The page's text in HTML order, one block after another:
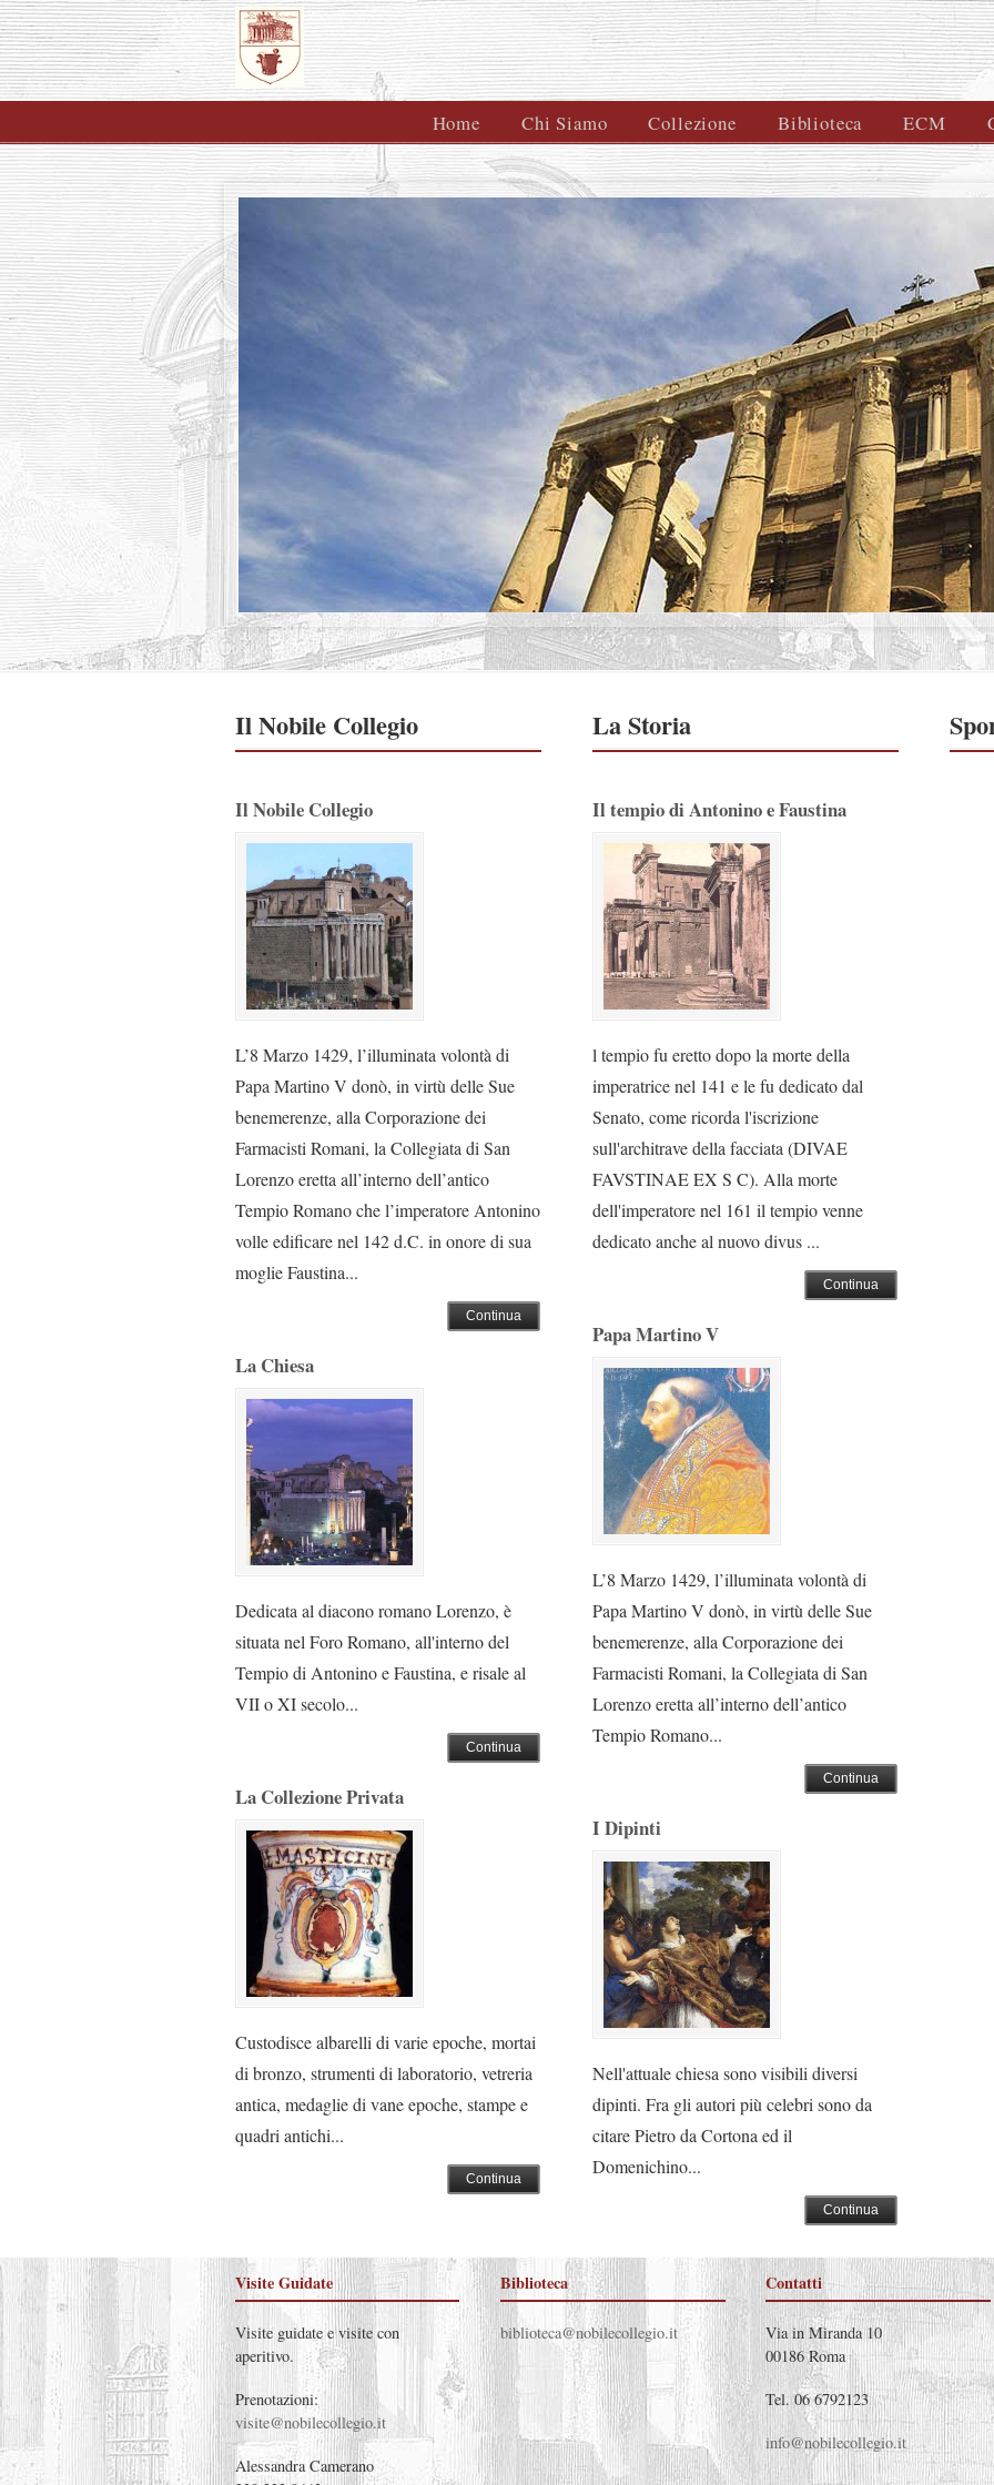
Home Chi Siamo Collezione Biblioteca ECM
Navigazione
Il Nobile Collegio
Il Nobile Collegio
L’8 Marzo 1429, l’illuminata volontà di
Papa Martino V donò, in virtù delle Sue
benemerenze, alla Corporazione dei
Farmacisti Romani, la Collegiata di San
Lorenzo eretta all’interno dell’antico
Tempio Romano che l’imperatore Antonino
volle edificare nel 142 d.C. in onore di sua
moglie Faustina...
Continua
La Chiesa
Dedicata al diacono romano Lorenzo, è
situata nel Foro Romano, all'interno del
Tempio di Antonino e Faustina, e risale al
VII o XI secolo...
Continua
La Collezione Privata
Custodisce albarelli di varie epoche, mortai
di bronzo, strumenti di laboratorio, vetreria
antica, medaglie di vane epoche, stampe e
quadri antichi...
Continua
La Storia
Il tempio di Antonino e Faustina
l tempio fu eretto dopo la morte della
imperatrice nel 141 e le fu dedicato dal
Senato, come ricorda l'iscrizione
sull'architrave della facciata (DIVAE
FAVSTINAE EX S C). Alla morte
dell'imperatore nel 161 il tempio venne
dedicato anche al nuovo divus ...
Continua
Papa Martino V
L’8 Marzo 1429, l’illuminata volontà di
Papa Martino V donò, in virtù delle Sue
benemerenze, alla Corporazione dei
Farmacisti Romani, la Collegiata di San
Lorenzo eretta all’interno dell’antico
Tempio Romano...
Continua
I Dipinti
Nell'attuale chiesa sono visibili diversi
dipinti. Fra gli autori più celebri sono da
citare Pietro da Cortona ed il
Domenichino...
Continua
Visite Guidate
Visite guidate e visite con
aperitivo.
Prenotazioni:
visite@nobilecollegio.it
Alessandra Camerano
Biblioteca
biblioteca@nobilecollegio.it
Contatti
Via in Miranda 10
00186 Roma
Tel. 06 6792123
info@nobilecollegio.it